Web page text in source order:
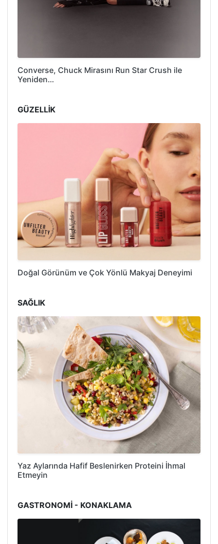
Converse, Chuck Mirasını Run Star Crush ile
Yeniden…
GÜZELLİK
Doğal Görünüm ve Çok Yönlü Makyaj Deneyimi
SAĞLIK
Yaz Aylarında Hafif Beslenirken Proteini İhmal
Etmeyin
GASTRONOMİ - KONAKLAMA